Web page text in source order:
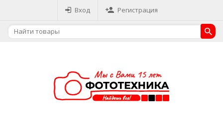
Вход Регистрация